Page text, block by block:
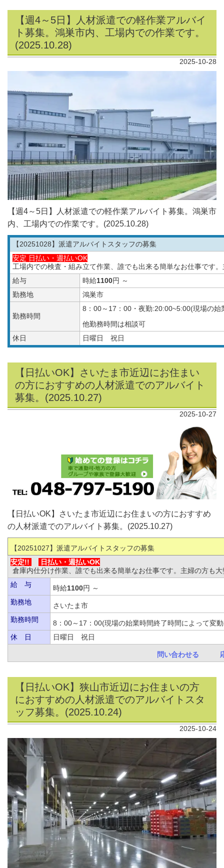
【週4～5日】人材派遣での軽作業アルバイ
ト募集。鴻巣市内、工場内での作業です。
(2025.10.28)
2025-10-28
【週4～5日】人材派遣での軽作業アルバイト募集。鴻巣市
内、工場内での作業です。(2025.10.28)
【20251028】派遣アルバイトスタッフの募集
安定 日払い・週払いOK
工場内での検査・組み立て作業、誰でも出来る簡単なお仕事です
給与
時給1100円 ～
勤務地
鴻巣市
勤務時間
8：00～17：00・夜勤:20:00~5:00(現場の
他勤務時間は相談可
休日
日曜日 祝日
【日払いOK】さいたま市近辺にお住まい
の方におすすめの人材派遣でのアルバイト
募集。(2025.10.27)
2025-10-27
【日払いOK】さいたま市近辺にお住まいの方におすすめ
の人材派遣でのアルバイト募集。(2025.10.27)
【20251027】派遣アルバイトスタッフの募集
安定!!
日払い・ 週払いOK
倉庫内仕分け作業、誰でも出来る簡単なお仕事です。主婦の方も
給 与
時給1100円 ～
勤務地
さいたま市
勤務時間
8：00～17：00(現場の始業時間終了時間によって
休 日
日曜日 祝日
問い合わせる
【日払いOK】狭山市近辺にお住まいの方
におすすめの人材派遣でのアルバイトスタ
ッフ募集。(2025.10.24)
2025-10-24